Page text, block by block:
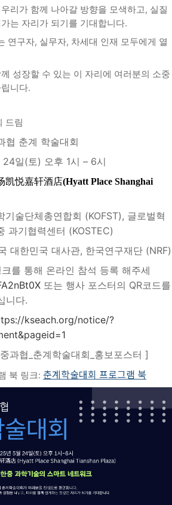
리가 함께 나아갈 방향을 모색하고, 실질
는 자리가 되기를 기대합니다.
연구자, 실무자, 차세대 인재 모두에게 열
성장할 수 있는 이 자리에 여러분의 소중
니다.
드림
춘계 학술대회
일(토) 오후 1시 – 6시
凯悦嘉轩酒店(Hyatt Place Shanghai
술단체총연합회 (KOFST), 글로벌혁
과기협력센터 (KOSTEC)
대한민국 대사관, 한국연구재단 (NRF)
를 통해 온라인 참석 등록 해주세
또는 행사 포스터의 QR코드를
니다.
kseach.org/notice/?
홍보포스터 ]
북 링크: 춘계학술대회 프로그램 북